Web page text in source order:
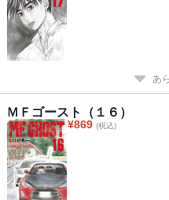
あ
ＭＦゴースト（１６）
¥869 (税込)